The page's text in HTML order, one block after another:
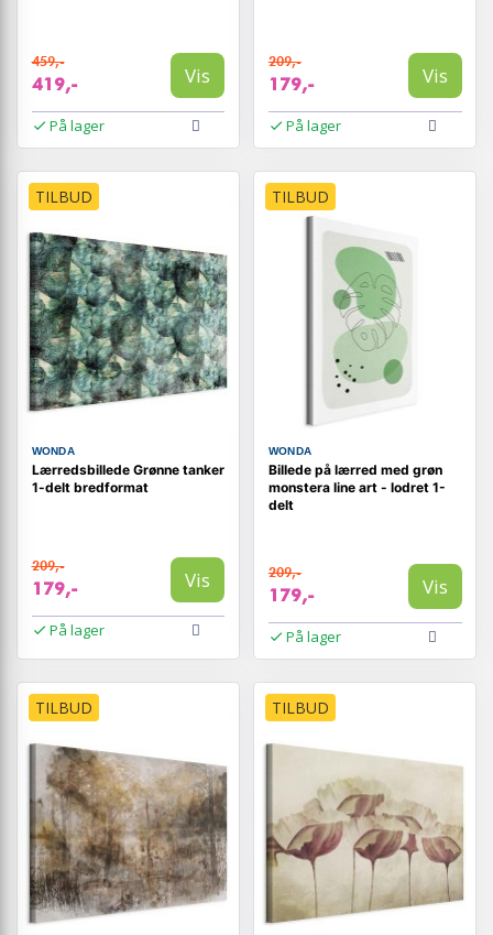
459,-
419,- Vis
På lager
209,-
179,- Vis
På lager
TILBUD
WONDA
Lærredsbillede Grønne tanker
1-delt bredformat
209,-
179,- Vis
På lager
TILBUD
WONDA
Billede på lærred med grøn
monstera line art - lodret 1-
delt
209,-
179,- Vis
På lager
TILBUD TILBUD